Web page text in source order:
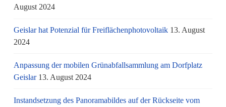
August 2024
Geislar hat Potenzial für Freiflächenphotovoltaik 13. August
2024
Anpassung der mobilen Grünabfallsammlung am Dorfplatz
Geislar 13. August 2024
Instandsetzung des Panoramabildes auf der Rückseite vom